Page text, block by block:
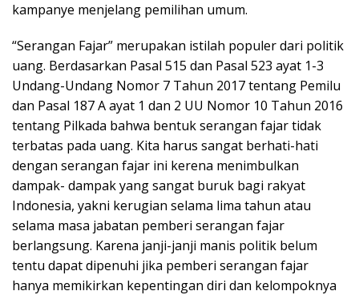
kampanye menjelang pemilihan umum.
“Serangan Fajar” merupakan istilah populer dari politik
uang. Berdasarkan Pasal 515 dan Pasal 523 ayat 1-3
Undang-Undang Nomor 7 Tahun 2017 tentang Pemilu
dan Pasal 187 A ayat 1 dan 2 UU Nomor 10 Tahun 2016
tentang Pilkada bahwa bentuk serangan fajar tidak
terbatas pada uang. Kita harus sangat berhati-hati
dengan serangan fajar ini kerena menimbulkan
dampak- dampak yang sangat buruk bagi rakyat
Indonesia, yakni kerugian selama lima tahun atau
selama masa jabatan pemberi serangan fajar
berlangsung. Karena janji-janji manis politik belum
tentu dapat dipenuhi jika pemberi serangan fajar
hanya memikirkan kepentingan diri dan kelompoknya